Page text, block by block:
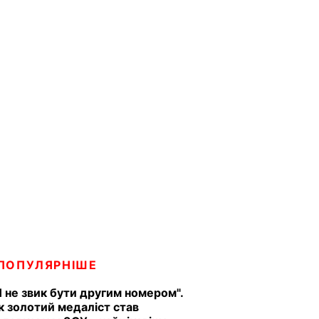
не звик бути другим номером".
золотий медаліст став